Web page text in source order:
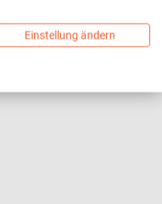
Einstellung ändern